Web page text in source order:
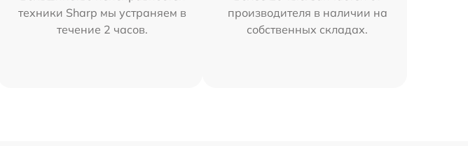
техники Sharp мы устраняем в
течение 2 часов.
производителя в наличии на
собственных складах.